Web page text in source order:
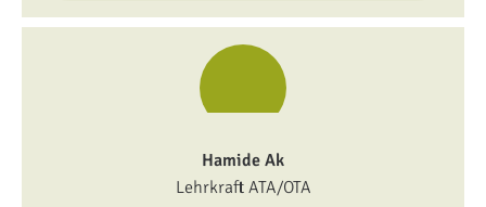
Hamide Ak
Lehrkraft ATA/OTA